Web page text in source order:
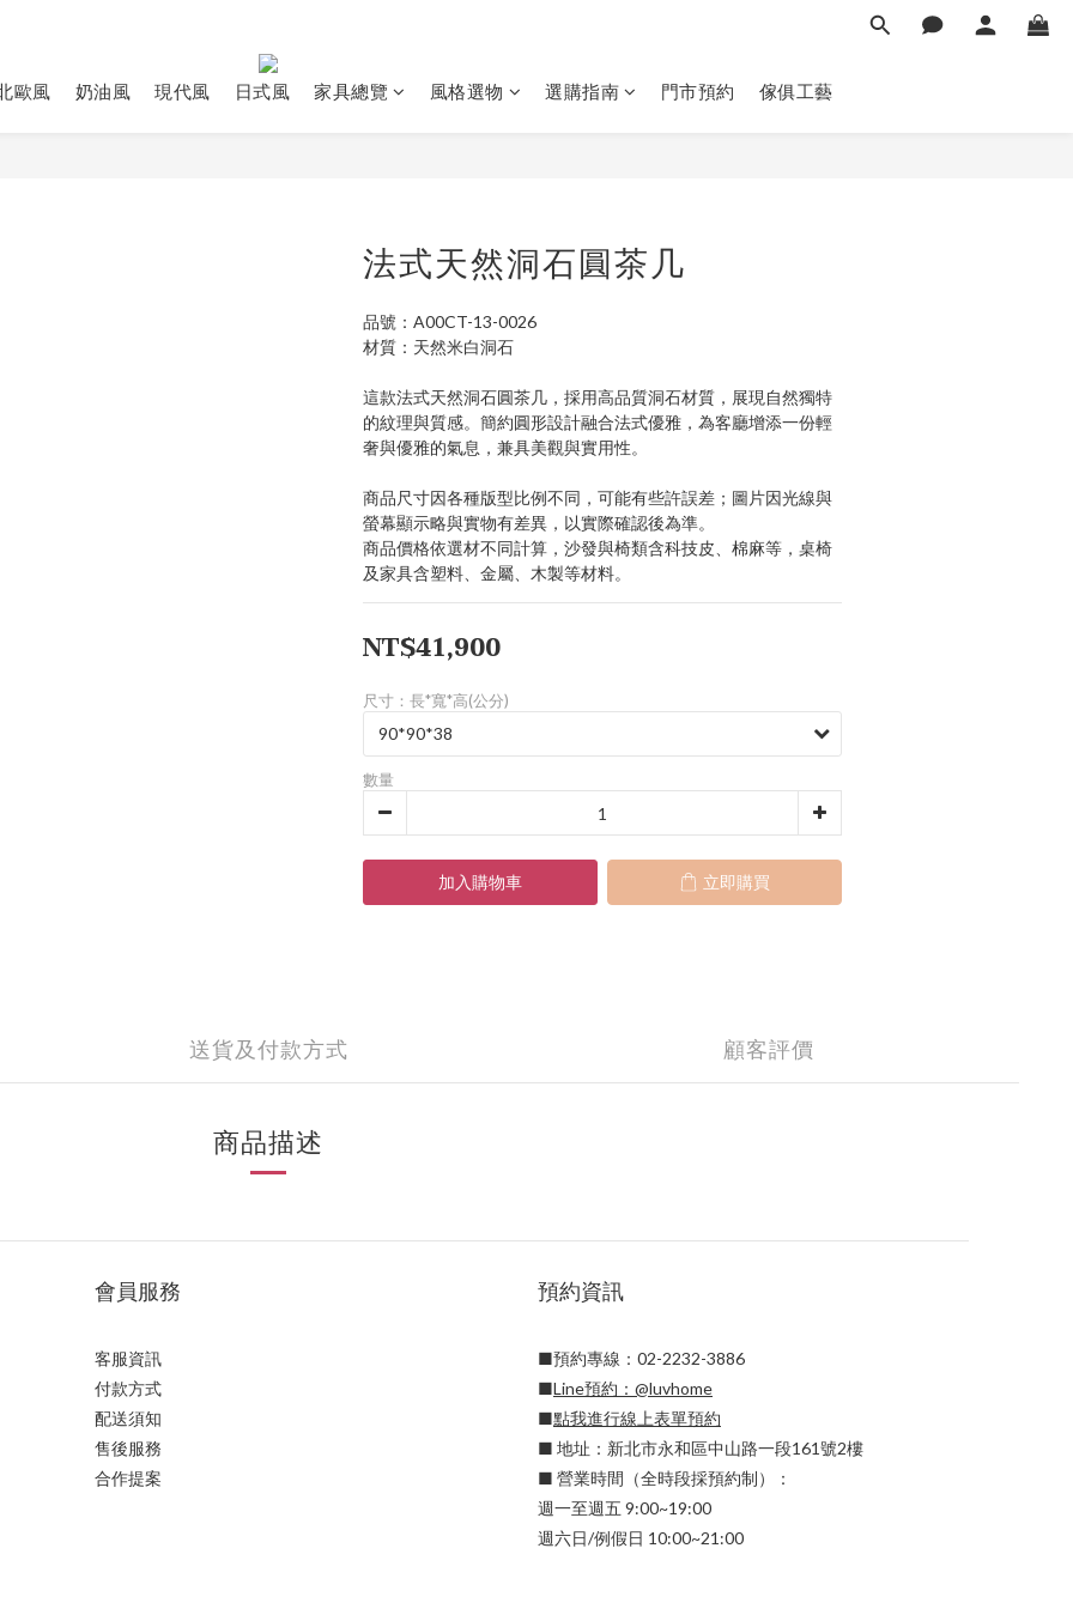
歐風 奶油風 現代風 日式風 家具總覽 風格選物 選購指南 門市預約 傢俱工藝
法式天然洞石圓茶几
品號：A00CT-13-0026
材質：天然米白洞石
這款法式天然洞石圓茶几，採用高品質洞石材質，展現自然獨特
的紋理與質感。簡約圓形設計融合法式優雅，為客廳增添一份輕
奢與優雅的氣息，兼具美觀與實用性。
商品尺寸因各種版型比例不同，可能有些許誤差；圖片因光線與
螢幕顯示略與實物有差異，以實際確認後為準。
商品價格依選材不同計算，沙發與椅類含科技皮、棉麻等，桌椅
及家具含塑料、金屬、木製等材料。
NT$41,900
尺寸：長*寬*高(公分)
數量
加入購物車 立即購買
送貨及付款方式 顧客評價
商品描述
會員服務
客服資訊
付款方式
配送須知
售後服務
合作提案
預約資訊
■預約專線：02-2232-3886
■Line預約： @luvhome
■點我進行線上表單預約
■ 地址：新北市永和區中山路一段161號2樓
■ 營業時間（全時段採預約制）：
週一至週五 9:00~19:00
週六日/例假日 10:00~21:00